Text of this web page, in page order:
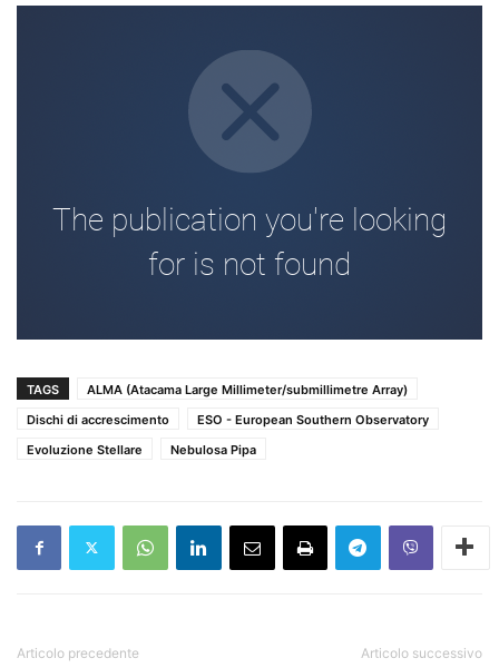
TAGS
ALMA (Atacama Large Millimeter/submillimetre Array)
Dischi di accrescimento
ESO - European Southern Observatory
Evoluzione Stellare
Nebulosa Pipa
Articolo precedente Articolo successivo